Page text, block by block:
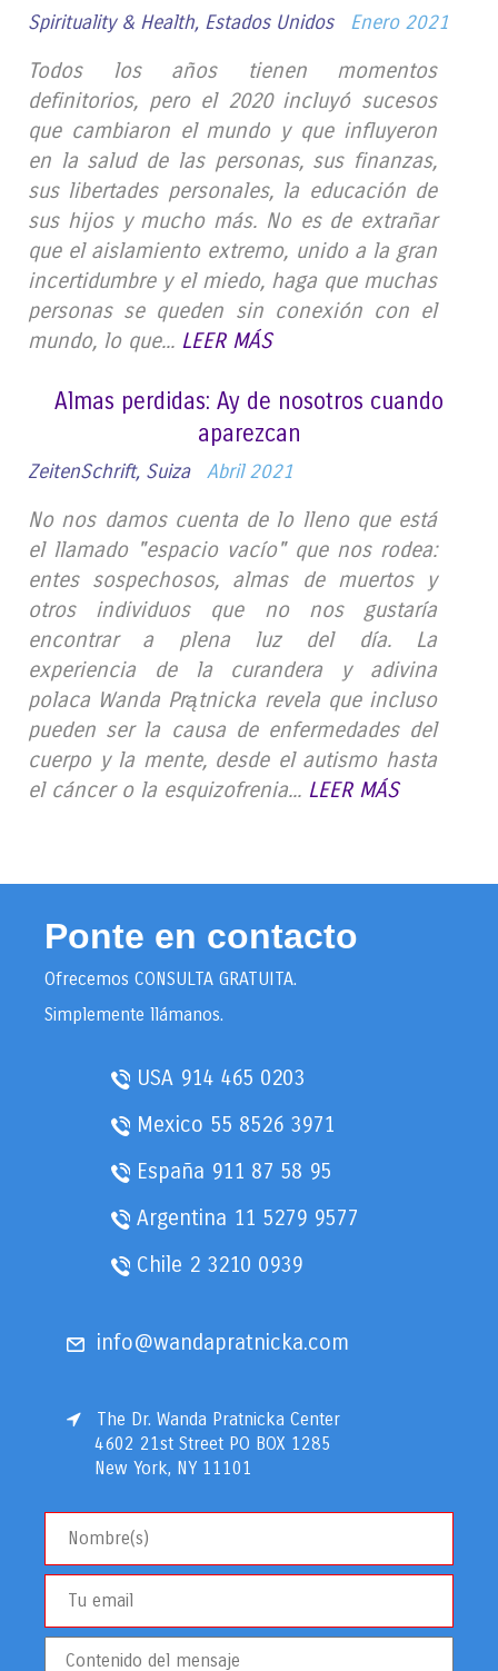
Spirituality & Health, Estados Unidos Enero 2021
Todos los años tienen momentos
definitorios, pero el 2020 incluyó sucesos
que cambiaron el mundo y que influyeron
en la salud de las personas, sus finanzas,
sus libertades personales, la educación de
sus hijos y mucho más. No es de extrañar
que el aislamiento extremo, unido a la gran
incertidumbre y el miedo, haga que muchas
personas se queden sin conexión con el
mundo, lo que... LEER MÁS
Almas perdidas: Ay de nosotros cuando
aparezcan
ZeitenSchrift, Suiza Abril 2021
No nos damos cuenta de lo lleno que está
el llamado "espacio vacío" que nos rodea:
entes sospechosos, almas de muertos y
otros individuos que no nos gustaría
encontrar a plena luz del día. La
experiencia de la curandera y adivina
polaca Wanda Prątnicka revela que incluso
pueden ser la causa de enfermedades del
cuerpo y la mente, desde el autismo hasta
el cáncer o la esquizofrenia... LEER MÁS
Ponte en contacto
Ofrecemos CONSULTA GRATUITA.
Simplemente llámanos.
USA 914 465 0203
Mexico 55 8526 3971
España 911 87 58 95
Argentina 11 5279 9577
Chile 2 3210 0939
info@wandapratnicka.com
The Dr. Wanda Pratnicka Center
4602 21st Street PO BOX 1285
New York, NY 11101